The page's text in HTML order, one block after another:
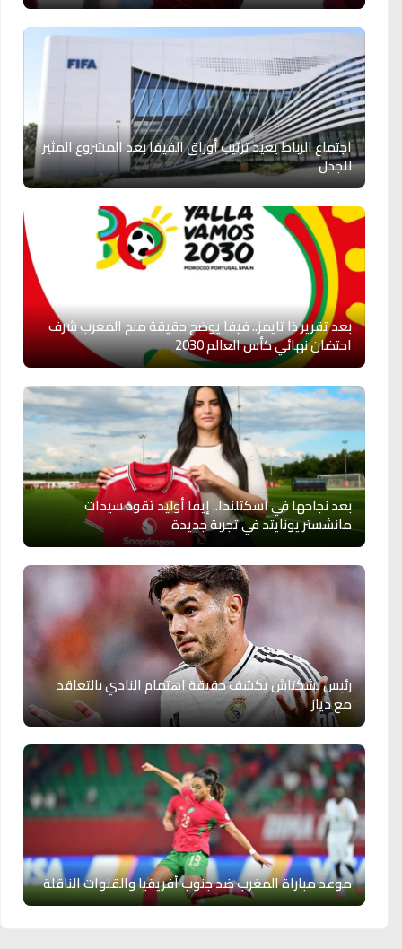
اجتماع الرباط يعيد ترتيب أوراق الفيفا بعد المشروع المثير
للجدل
بعد تقرير ذا تايمز.. فيفا يوضح حقيقة منح المغرب شرف
احتضان نهائي كأس العالم 2030
بعد نجاحها في اسكتلندا.. إيفا أوليد تقود سيدات
مانشستر يونايتد في تجربة جديدة
رئيس بشكتاش يكشف حقيقة اهتمام النادي بالتعاقد
مع دياز
موعد مباراة المغرب ضد جنوب أفريقيا والقنوات الناقلة